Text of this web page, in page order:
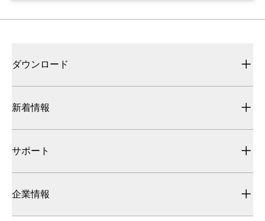
ダウンロード
新着情報
サポート
企業情報